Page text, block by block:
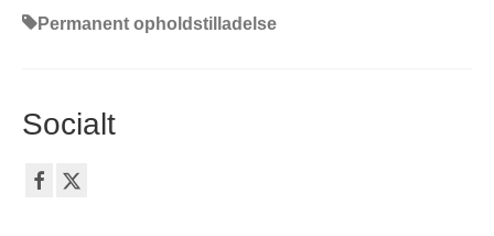
Permanent opholdstilladelse
Socialt